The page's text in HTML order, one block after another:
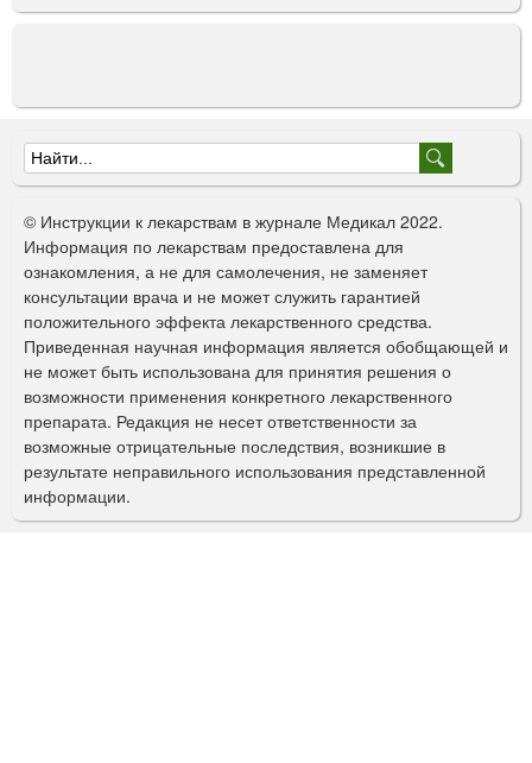
Ф
о
р
м
а
п
о
и
с
к
© Инструкции к лекарствам в журнале Медикал 2022.
Информация по лекарствам предоставлена для
ознакомления, а не для самолечения, не заменяет
консультации врача и не может служить гарантией
положительного эффекта лекарственного средства.
Приведенная научная информация является обобщающей и
не может быть использована для принятия решения о
возможности применения конкретного лекарственного
препарата. Редакция не несет ответственности за
возможные отрицательные последствия, возникшие в
результате неправильного использования представленной
информации.